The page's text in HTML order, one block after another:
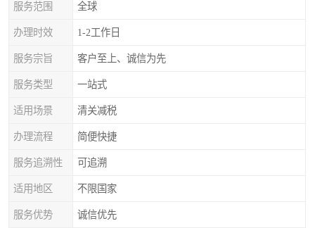
服务范围 全球
办理时效 1-2工作日
服务宗旨 客户至上、诚信为先
服务类型 一站式
适用场景 清关减税
办理流程 简便快捷
服务追溯性 可追溯
适用地区 不限国家
服务优势 诚信优先